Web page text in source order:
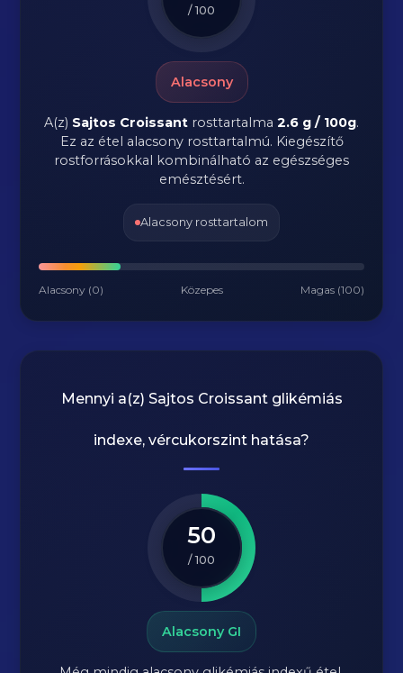
/ 100
Alacsony
A(z) Sajtos Croissant rosttartalma 2.6 g / 100g.
Ez az étel alacsony rosttartalmú. Kiegészítő
rostforrásokkal kombinálható az egészséges
emésztésért.
Alacsony rosttartalom
Alacsony (0) Közepes Magas (100)
Mennyi a(z) Sajtos Croissantglikémiás
indexe, vércukorszint hatása?
50
/ 100
Alacsony GI